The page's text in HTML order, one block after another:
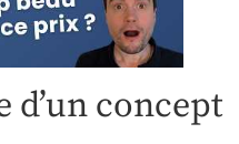
d’un concept